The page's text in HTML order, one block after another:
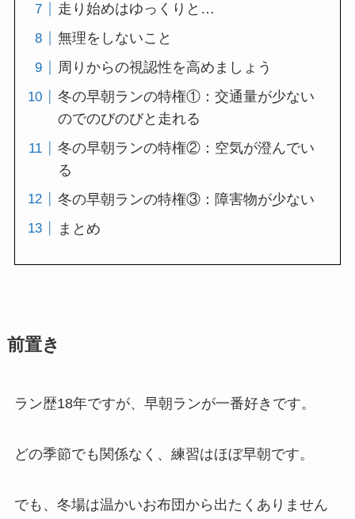
走り始めはゆっくりと…
無理をしないこと
周りからの視認性を高めましょう
冬の早朝ランの特権①：交通量が少ない
のでのびのびと走れる
冬の早朝ランの特権②：空気が澄んでい
る
冬の早朝ランの特権③：障害物が少ない
まとめ
前置き
ラン歴18年ですが、早朝ランが一番好きです。
どの季節でも関係なく、練習はほぼ早朝です。
でも、冬場は温かいお布団から出たくありません